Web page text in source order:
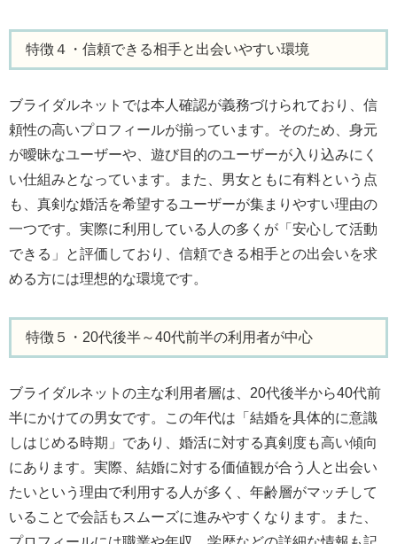
特徴４・信頼できる相手と出会いやすい環境
ブライダルネットでは本人確認が義務づけられており、信
頼性の高いプロフィールが揃っています。そのため、身元
が曖昧なユーザーや、遊び目的のユーザーが入り込みにく
い仕組みとなっています。また、男女ともに有料という点
も、真剣な婚活を希望するユーザーが集まりやすい理由の
一つです。実際に利用している人の多くが「安心して活動
できる」と評価しており、信頼できる相手との出会いを求
める方には理想的な環境です。
特徴５・20代後半～40代前半の利用者が中心
ブライダルネットの主な利用者層は、20代後半から40代前
半にかけての男女です。この年代は「結婚を具体的に意識
しはじめる時期」であり、婚活に対する真剣度も高い傾向
にあります。実際、結婚に対する価値観が合う人と出会い
たいという理由で利用する人が多く、年齢層がマッチして
いることで会話もスムーズに進みやすくなります。また、